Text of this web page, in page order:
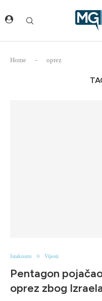
Home - oprez
Istaknuto Vijesti
Pentagon
oprez zbog